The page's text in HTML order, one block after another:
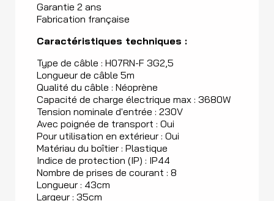
Garantie 2 ans
Fabrication française
Caractéristiques techniques :
Type de câble : H07RN-F 3G2,5
Longueur de câble 5m
Qualité du câble : Néoprène
Capacité de charge électrique max : 3680W
Tension nominale d'entrée : 230V
Avec poignée de transport : Oui
Pour utilisation en extérieur : Oui
Matériau du boîtier : Plastique
Indice de protection (IP) : IP44
Nombre de prises de courant : 8
Longueur : 43cm
Largeur : 35cm